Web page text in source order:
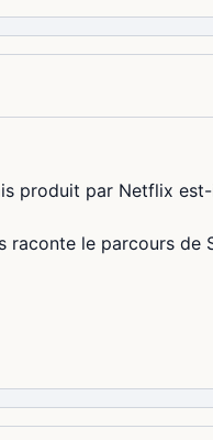
produit par Netflix
raconte le parcours de